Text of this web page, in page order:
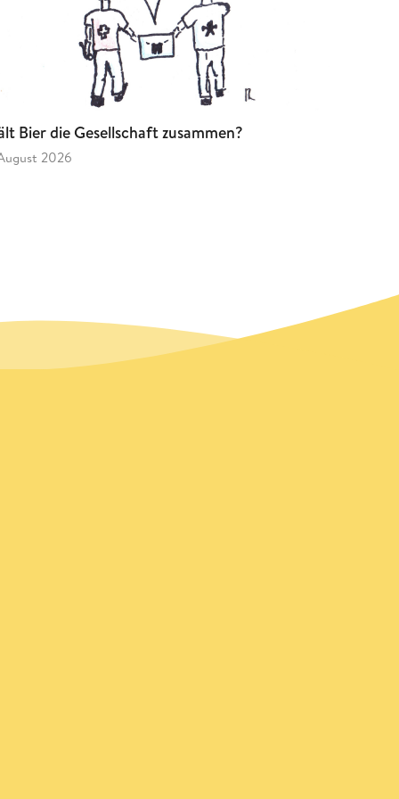
Bier die Gesellschaft zusammen?
2026